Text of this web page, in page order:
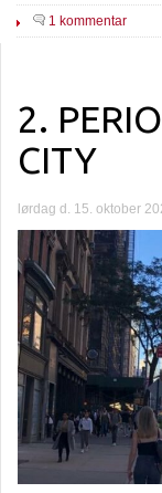
1 kommentar
2.
CITY
lørdag d. 15. oktober